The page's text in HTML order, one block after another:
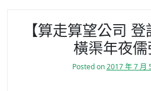
【算走算望公司 登
橫渠年夜儒
Posted on2017 年 7 月